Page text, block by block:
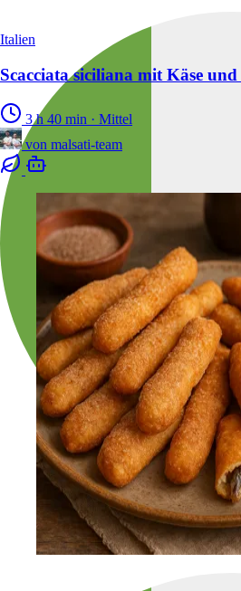
Italien
Scacciata siciliana mit Käse und
3 h 40 min · Mittel
von malsati-team